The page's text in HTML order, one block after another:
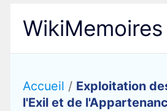
contenu
WikiMemoires
Accueil / Exploitation
l'Exil et de